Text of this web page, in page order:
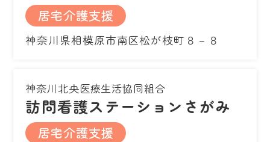
居宅介護支援
神奈川県相模原市南区松が枝町８－８
神奈川北央医療生活協同組合
訪問看護ステーションさがみ
居宅介護支援